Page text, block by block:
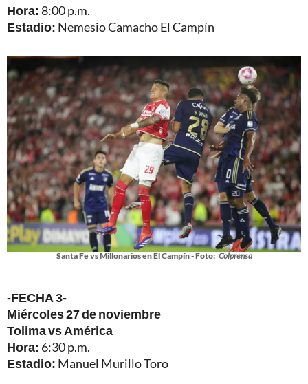
Hora:8:00 p.m.
Estadio: Nemesio Camacho El Campín
Santa Fe vs Millonarios en El Campín - Foto: Colprensa
-FECHA 3-
Miércoles 27 de noviembre
Tolima vs América
Hora: 6:30 p.m.
Estadio: Manuel Murillo Toro